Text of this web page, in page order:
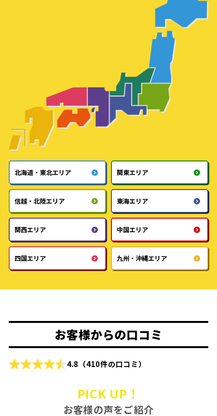
北海道・東北エリア 関東エリア
信越・北陸エリア 東海エリア
関西エリア 中国エリア
四国エリア 九州・沖縄エリア
お客様からの口コミ
4.8 （410件の口コミ）
PICK UP！
お客様の声をご紹介